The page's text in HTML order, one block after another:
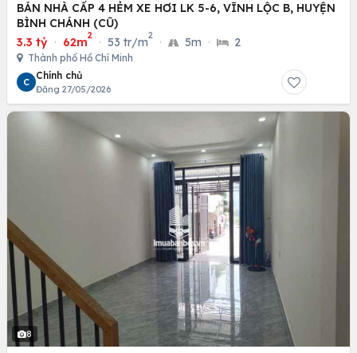
BÁN NHÀ CẤP 4 HẺM XE HƠI LK 5-6, VĨNH LỘC B, HUYỆN
BÌNH CHÁNH (CŨ)
3.3 tỷ · 62m
2
· 53 tr/m
2
· 5m · 2
Thành phố Hồ Chí Minh
C
Chính chủ
Đăng 27/05/2026
8